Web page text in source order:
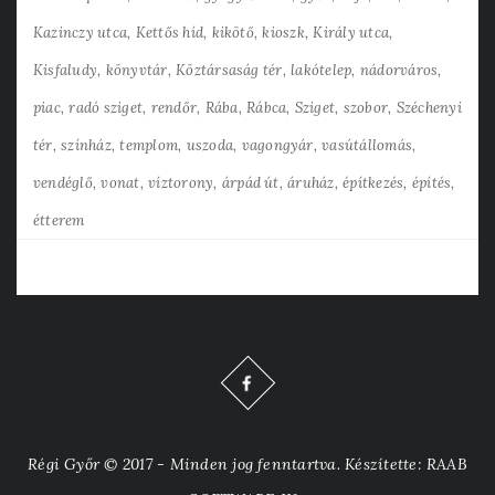
Kazinczy utca Kettős híd kikötő kioszk Király utca
Kisfaludy könyvtár Köztársaság tér lakótelep nádorváros
piac radó sziget rendőr Rába Rábca Sziget szobor Széchenyi
tér színház templom uszoda vagongyár vasútállomás
vendéglő vonat víztorony árpád út áruház építkezés építés
étterem
Régi Győr © 2017 - Minden jog fenntartva. Készítette: RAAB